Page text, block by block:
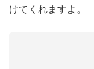
けてくれますよ。